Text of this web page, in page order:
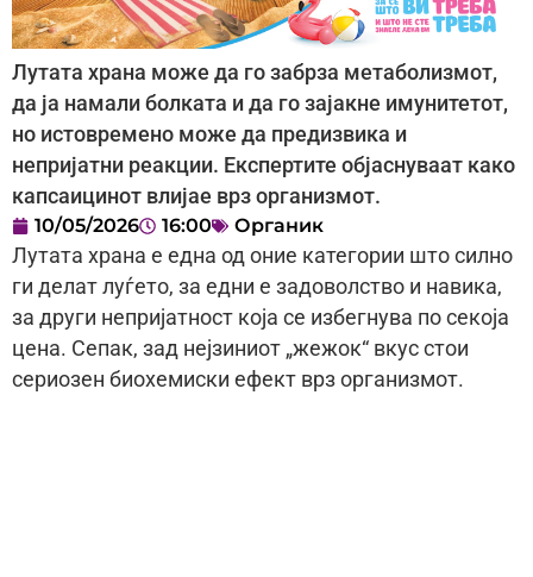
Лутата храна може да го забрза метаболизмот,
да ја намали болката и да го зајакне имунитетот,
но истовремено може да предизвика и
непријатни реакции. Експертите објаснуваат како
капсаицинот влијае врз организмот.
10/05/2026 16:00 Органик
Лутата храна е една од оние категории што силно
ги делат луѓето, за едни е задоволство и навика,
за други непријатност која се избегнува по секоја
цена. Сепак, зад нејзиниот „жежок“ вкус стои
сериозен биохемиски ефект врз организмот.